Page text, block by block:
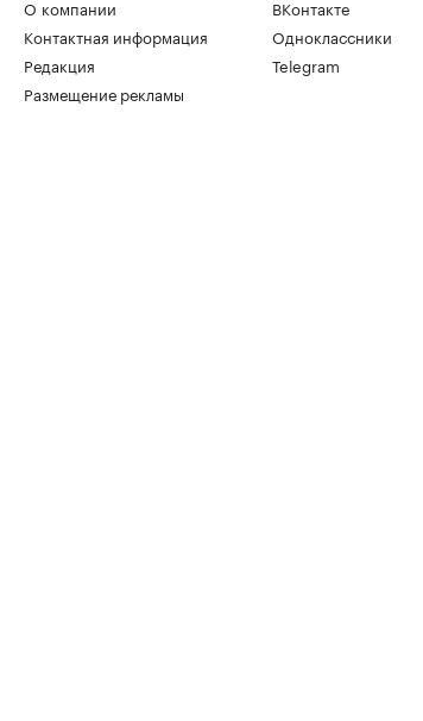
О компании
Контактная информация
Редакция
Размещение рекламы
ВКонтакте
Одноклассники
Telegram